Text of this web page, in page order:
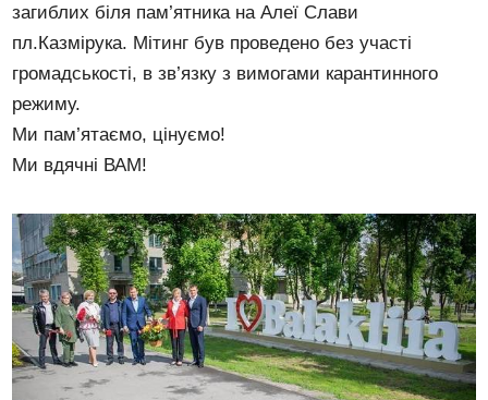
загиблих біля пам’ятника на Алеї Слави
пл.Казмірука. Мітинг був проведено без участі
громадськості, в зв’язку з вимогами карантинного
режиму.
Ми пам’ятаємо, цінуємо!
Ми вдячні ВАМ!